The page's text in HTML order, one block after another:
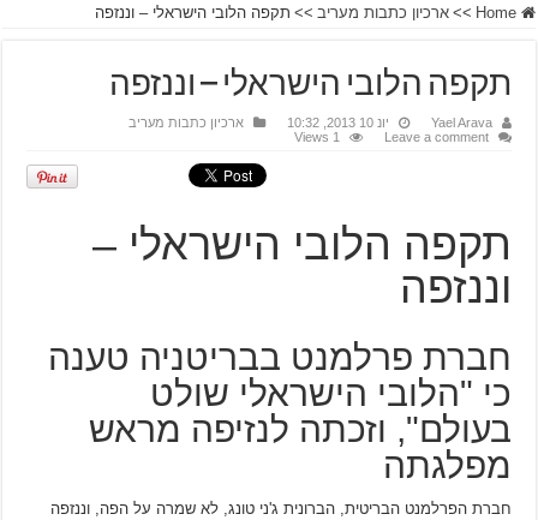
Home
>> ארכיון כתבות מעריב >> תקפה הלובי הישראלי – וננזפה
תקפה הלובי הישראלי – וננזפה
Yael Arava יונ 10 2013, 10:32
ארכיון כתבות מעריב
Leave a comment
1 Views
תקפה הלובי הישראלי –
וננזפה
חברת פרלמנט בבריטניה טענה
כי "הלובי הישראלי שולט
בעולם", וזכתה לנזיפה מראש
מפלגתה
חברת הפרלמנט הבריטית, הברונית ג'ני טונג, לא שמרה על הפה, וננזפה